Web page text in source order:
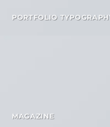
PORTFOLIO
MAGAZINE